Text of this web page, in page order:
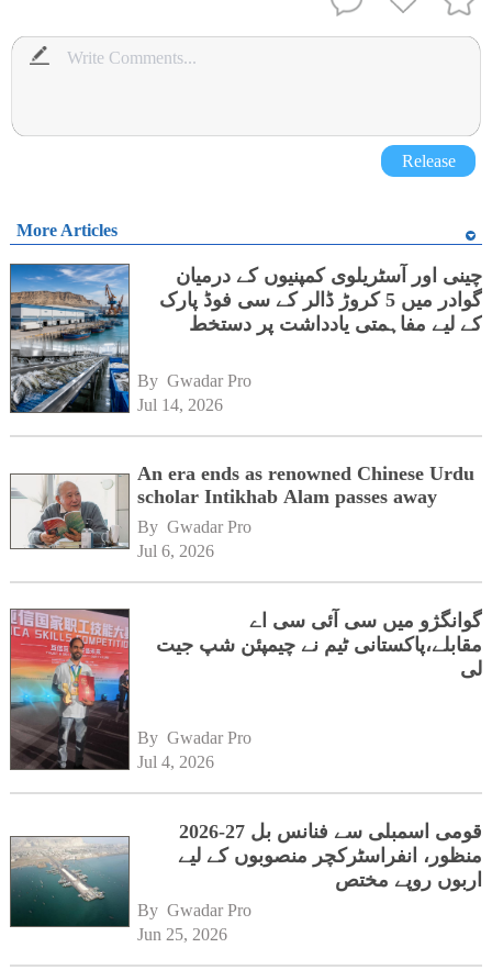
Release
More Articles
چینی اور آسٹریلوی کمپنیوں کے درمیان
گوادر میں 5 کروڑ ڈالر کے سی فوڈ پارک
کے لیے مفاہمتی یادداشت پر دستخط
By Gwadar Pro
Jul 14, 2026
An era ends as renowned Chinese Urdu
scholar Intikhab Alam passes away
By Gwadar Pro
Jul 6, 2026
گوانگژو میں سی آئی سی اے
مقابلے،پاکستانی ٹیم نے چیمپئن شپ جیت
لی
By Gwadar Pro
Jul 4, 2026
قومی اسمبلی سے فنانس بل 27-2026
منظور، انفراسٹرکچر منصوبوں کے لیے
اربوں روپے مختص
By Gwadar Pro
Jun 25, 2026